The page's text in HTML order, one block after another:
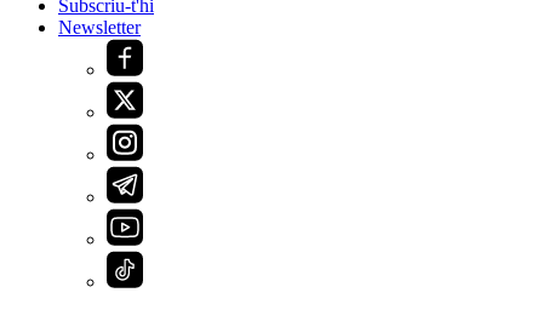
Subscriu-t'hi
Newsletter